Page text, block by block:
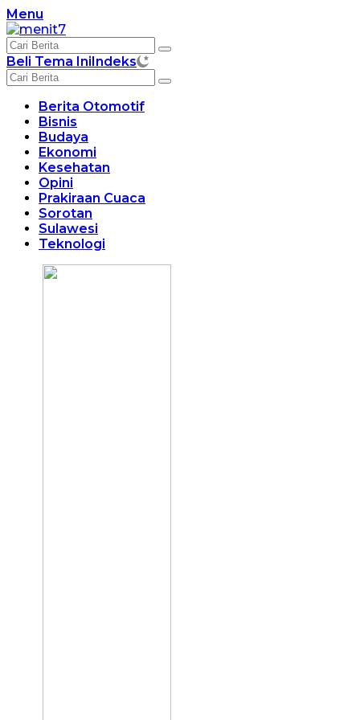
Langsung
ke
konten
Menu
Beli Tema IniIndeks
Berita Otomotif
Bisnis
Budaya
Ekonomi
Kesehatan
Opini
Prakiraan Cuaca
Sorotan
Sulawesi
Teknologi